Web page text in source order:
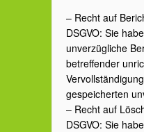
– Recht auf
DSGVO: Sie
unverzügliche
betreffender
gespeicherten
– Recht auf
DSGVO: Sie